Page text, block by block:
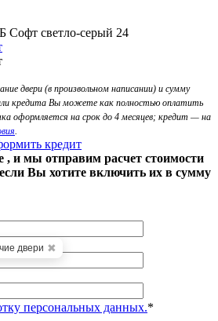
Софт светло-серый 24
двери (в произвольном написании) и сумму
кредита Вы можете как полностью оплатить
оформляется на срок до 4 месяцев; кредит — на
.
кредит
, и мы отправим расчет стоимости
Вы хотите включить их в сумму
персональных данных.*
двери ✖